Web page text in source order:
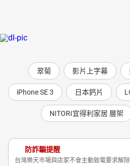
翠菊 影片上字幕
iPhone SE 3 日本鈣片
NITORI宜得利家居 層架
防詐騙提醒
台灣樂天市場與店家不會主動致電要求解